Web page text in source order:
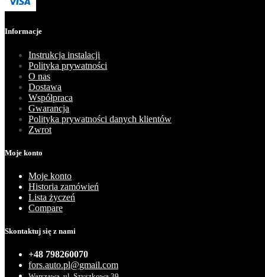
Informacje
Instrukcja instalacji
Polityka prywatności
O nas
Dostawa
Współpraca
Gwarancja
Polityka prywatności danych klientów
Zwrot
Moje konto
Moje konto
Historia zamówień
Lista życzeń
Compare
Skontaktuj się z nami
+48 798260070
fors.auto.pl@gmail.com